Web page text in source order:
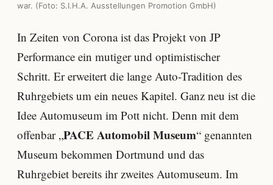
war. (Foto: S.I.H.A. Ausstellungen Promotion GmbH)
In Zeiten von Corona ist das Projekt von JP
Performance ein mutiger und optimistischer
Schritt. Er erweitert die lange Auto-Tradition des
Ruhrgebiets um ein neues Kapitel. Ganz neu ist die
Idee Automuseum im Pott nicht. Denn mit dem
offenbar „PACE Automobil Museum“ genannten
Museum bekommen Dortmund und das
Ruhrgebiet bereits ihr zweites Automuseum. Im